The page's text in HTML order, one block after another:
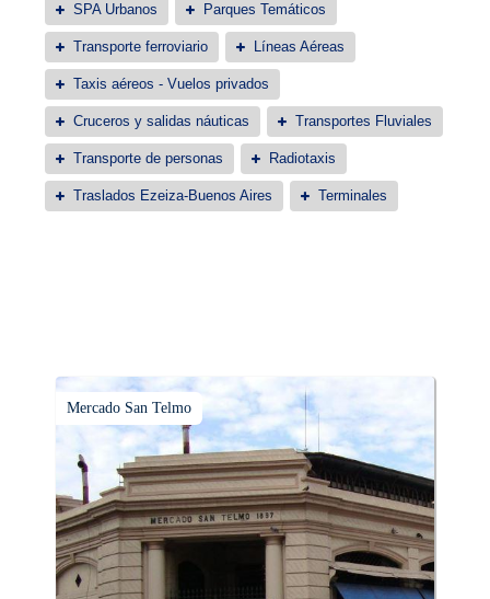
SPA Urbanos Parques Temáticos
Transporte ferroviario Líneas Aéreas
Taxis aéreos - Vuelos privados
Cruceros y salidas náuticas Transportes Fluviales
Transporte de personas Radiotaxis
Traslados Ezeiza-Buenos Aires Terminales
Mercado San Telmo